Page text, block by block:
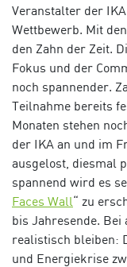
Veranstalter der
Wettbewerb. Mit
den Zahn der Zeit.
Fokus und der
noch spannender.
Teilnahme bereits
Monaten stehen
der IKA an und im
ausgelost, diesmal
spannend wird es
Faces Wall“ zu
bis Jahresende.
realistisch bleiben:
und Energiekrise